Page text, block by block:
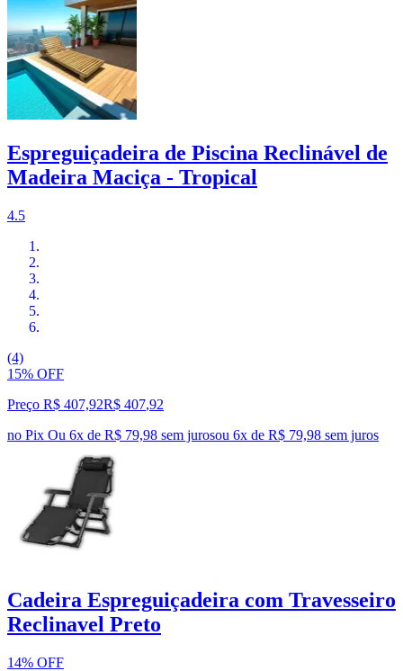
Espreguiçadeira de Piscina Reclinável de
Madeira Maciça - Tropical
4.5
(4)
15% OFF
Preço R$ 407,92R$ 407,92
no Pix Ou 6x de R$ 79,98 sem jurosou 6x de R$ 79,98 sem juros
Cadeira Espreguiçadeira com Travesseiro
Reclinavel Preto
14% OFF